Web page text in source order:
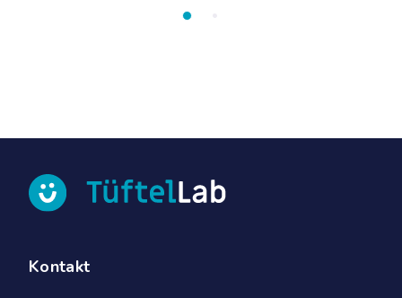
Kontakt